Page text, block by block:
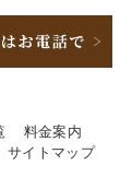
料金案内
サイトマップ